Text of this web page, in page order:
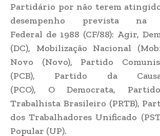
Partidário por não terem
desempenho prevista na
Federal de 1988 (CF/88): Agir,
(DC), Mobilização Nacional
Novo (Novo), Partido
(PCB), Partido da
(PCO), O Democrata,
Trabalhista Brasileiro (PRTB),
dos Trabalhadores Unificado
Popular (UP).